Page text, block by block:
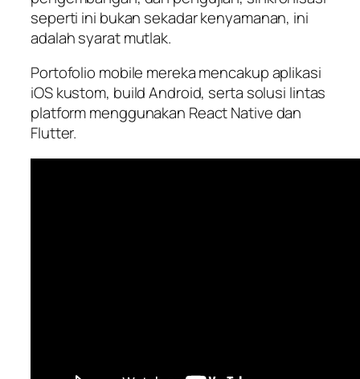
seperti ini bukan sekadar kenyamanan, ini
adalah syarat mutlak.
Portofolio mobile mereka mencakup aplikasi
iOS kustom, build Android, serta solusi lintas
platform menggunakan React Native dan
Flutter.